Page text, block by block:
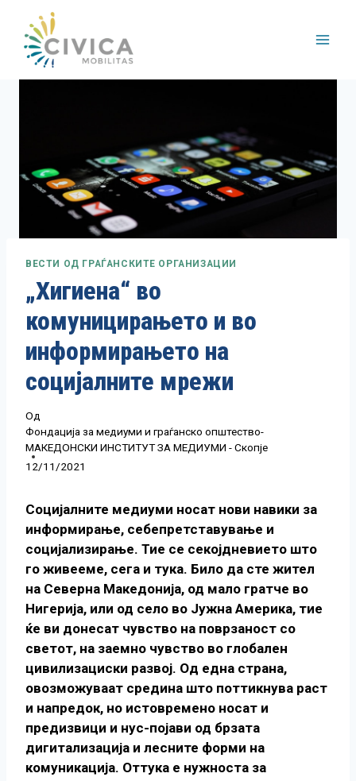
content
ВЕСТИ ОД ГРАЃАНСКИТЕ ОРГАНИЗАЦИИ
„Хигиена“ во
комуницирањето и во
информирањето на
социјалните мрежи
Од
Фондација за медиуми и граѓанско општество-
МАКЕДОНСКИ ИНСТИТУТ ЗА МЕДИУМИ - Скопје
12/11/2021
Социјалните медиуми носат нови навики за
информирање, себепретставување и
социјализирање. Тие се секојдневието што
го живееме, сега и тука. Било да сте жител
на Северна Македонија, од мало гратче во
Нигерија, или од село во Јужна Америка, тие
ќе ви донесат чувство на поврзаност со
светот, на заемно чувство во глобален
цивилизациски развој. Од една страна,
овозможуваат средина што поттикнува раст
и напредок, но истовремено носат и
предизвици и нус-појави од брзата
дигитализација и лесните форми на
комуникација. Оттука е нужноста за